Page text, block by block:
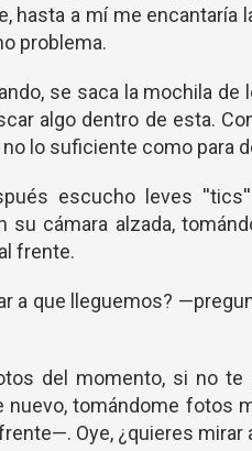
hasta a mí me encantaría
problema.
se saca la mochila
algo dentro de esta.
lo suficiente como para
escucho leves
su cámara alzada,
frente.
a que lleguemos?
del momento, si no te
nuevo, tomándome fotos
Oye, ¿quieres mirar